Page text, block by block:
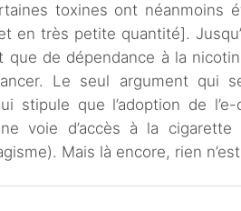
toxines ont néanmoins
en très petite quantité].
que de dépendance à la
Le seul argument qui
stipule que l’adoption de
voie d’accès à la cigarette
Mais là encore, rien